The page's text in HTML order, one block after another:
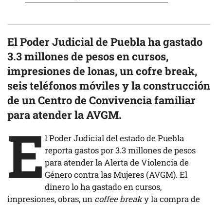
El Poder Judicial de Puebla ha gastado
3.3 millones de pesos en cursos,
impresiones de lonas, un cofre break,
seis teléfonos móviles y la construcción
de un Centro de Convivencia familiar
para atender la AVGM.
E l Poder Judicial del estado de Puebla
reporta gastos por 3.3 millones de pesos
para atender la Alerta de Violencia de
Género contra las Mujeres (AVGM). El
dinero lo ha gastado en cursos,
impresiones, obras, un coffee breaky la compra de